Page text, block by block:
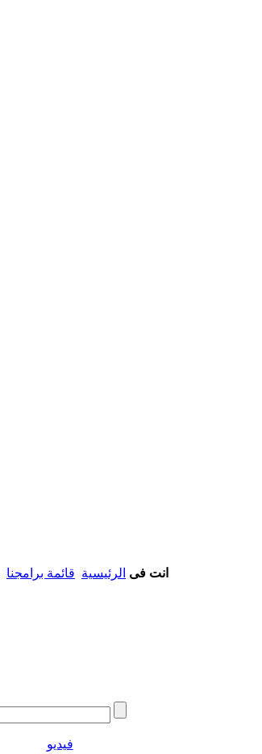
انت فى الرئيسية قائمة برامجنا
فيديو